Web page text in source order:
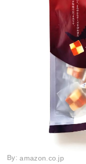
By:amazon.co.jp